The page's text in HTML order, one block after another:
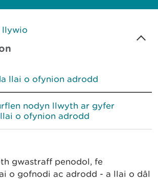
llywio
llai o ofynion adrodd
nodyn llwyth ar gyfer
o ofynion adrodd
gwastraff penodol, fe
o gofnodi ac adrodd - a llai o dâl